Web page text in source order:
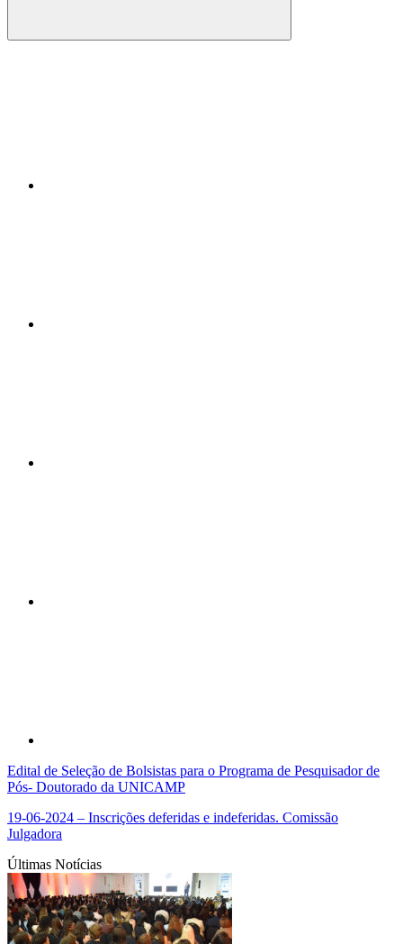
Compartilhar
Edital de Seleção de Bolsistas para o Programa de Pesquisador de
Pós- Doutorado da UNICAMP
19-06-2024 – Inscrições deferidas e indeferidas. Comissão
Julgadora
Últimas Notícias